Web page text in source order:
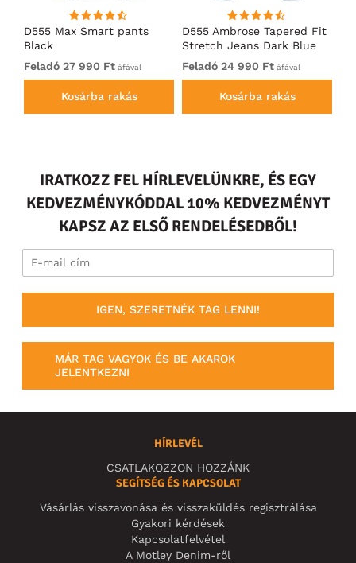
D555 Max Smart pants
Black
Feladó 27 990 Ft áfával
Kosárba rakás
D555 Ambrose Tapered Fit
Stretch Jeans Dark Blue
Feladó 24 990 Ft áfával
Kosárba rakás
IRATKOZZ FEL HÍRLEVELÜNKRE, ÉS EGY
KEDVEZMÉNYKÓDDAL 10% KEDVEZMÉNYT
KAPSZ AZ ELSŐ RENDELÉSEDBŐL!
IGEN, SZERETNÉK TAG LENNI!
MÁR TAG VAGYOK ÉS BE AKAROK
JELENTKEZNI
HÍRLEVÉL
CSATLAKOZZON HOZZÁNK
SEGÍTSÉG ÉS KAPCSOLAT
Vásárlás visszavonása és visszaküldés regisztrálása
Gyakori kérdések
Kapcsolatfelvétel
A Motley Denim-ről